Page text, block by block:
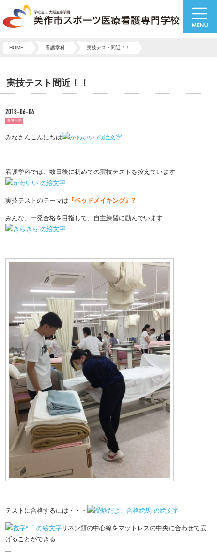
HOME 看護学科 実技テスト間近！！
実技テスト間近！！
2018-06-04
看護学科
みなさんこんにちは
看護学科では、数日後に初めての実技テストを控えています
実技テストのテーマは 『ベッドメイキング』?
みんな、一発合格を目指して、自主練習に励んでいます
テストに合格するには・・・
リネン類の中心線をマットレスの中央に合わせて広
げることができる